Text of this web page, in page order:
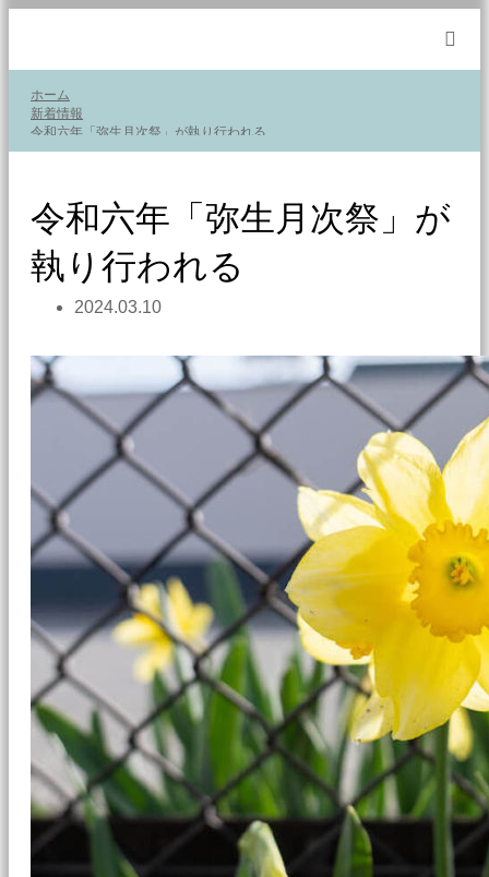
ホーム
新着情報
令和六年「弥生月次祭」が執り行われる
令和六年「弥生月次祭」が
執り行われる
2024.03.10